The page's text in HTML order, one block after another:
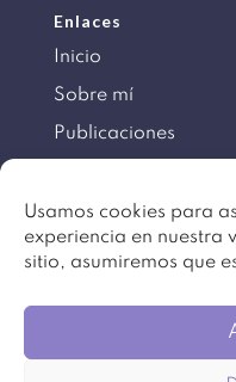
Usamos cookies para
experiencia en nuestra
sitio, asumiremos que
Enlaces
Inicio
Sobre mí
Publicaciones
Información
Aviso legal